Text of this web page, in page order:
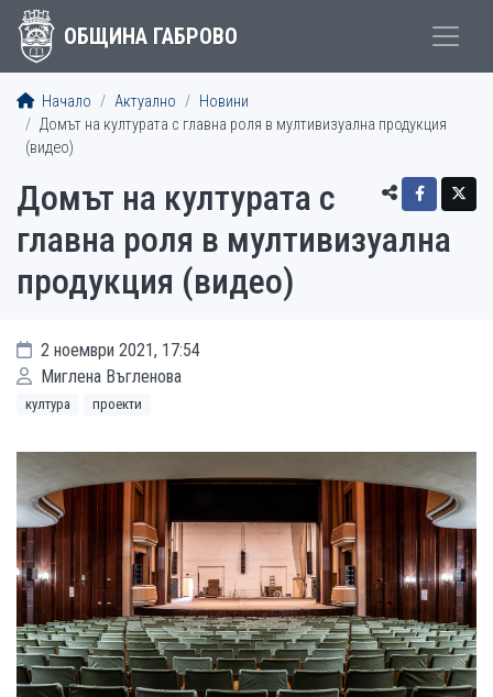
ОБЩИНА ГАБРОВО
Начало Актуално
Новини
Домът на културата с главна роля в мултивизуална продукция
(видео)
Домът на културата с
главна роля в мултивизуална
продукция (видео)
2 ноември 2021, 17:54
Миглена Въгленова
култура проекти